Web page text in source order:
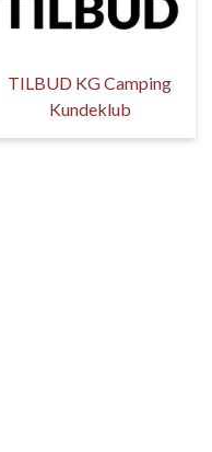
TILBUD KG Camping
Kundeklub